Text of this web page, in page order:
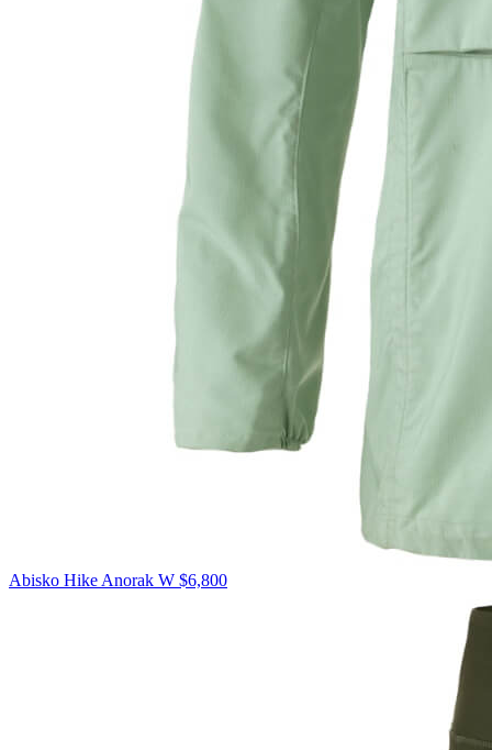
Abisko Hike Anorak W $6,800